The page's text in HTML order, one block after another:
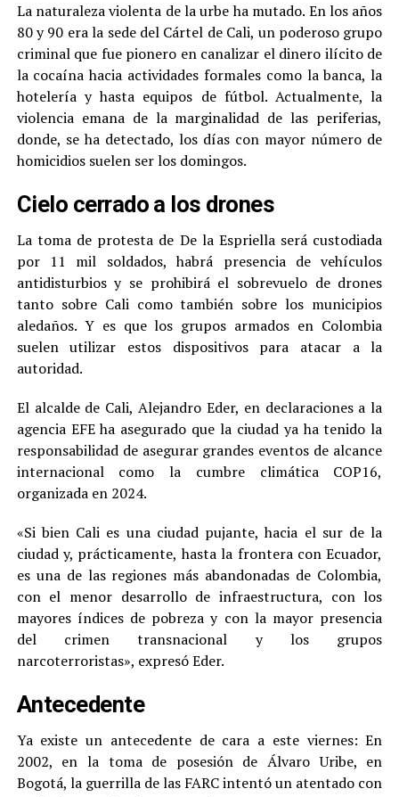
La naturaleza violenta de la urbe ha mutado. En los años
80 y 90 era la sede del Cártel de Cali, un poderoso grupo
criminal que fue pionero en canalizar el dinero ilícito de
la cocaína hacia actividades formales como la banca, la
hotelería y hasta equipos de fútbol. Actualmente, la
violencia emana de la marginalidad de las periferias,
donde, se ha detectado, los días con mayor número de
homicidios suelen ser los domingos.
Cielo cerrado a los drones
La toma de protesta de De la Espriella será custodiada
por 11 mil soldados, habrá presencia de vehículos
antidisturbios y se prohibirá el sobrevuelo de drones
tanto sobre Cali como también sobre los municipios
aledaños. Y es que los grupos armados en Colombia
suelen utilizar estos dispositivos para atacar a la
autoridad.
El alcalde de Cali, Alejandro Eder, en declaraciones a la
agencia EFE ha asegurado que la ciudad ya ha tenido la
responsabilidad de asegurar grandes eventos de alcance
internacional como la cumbre climática COP16,
organizada en 2024.
«Si bien Cali es una ciudad pujante, hacia el sur de la
ciudad y, prácticamente, hasta la frontera con Ecuador,
es una de las regiones más abandonadas de Colombia,
con el menor desarrollo de infraestructura, con los
mayores índices de pobreza y con la mayor presencia
del crimen transnacional y los grupos
narcoterroristas», expresó Eder.
Antecedente
Ya existe un antecedente de cara a este viernes: En
2002, en la toma de posesión de Álvaro Uribe, en
Bogotá, la guerrilla de las FARC intentó un atentado con